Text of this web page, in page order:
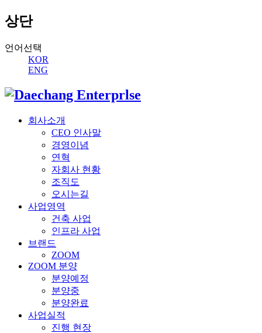
상단
언어선택
KOR
ENG
회사소개
CEO 인사말
경영이념
연혁
자회사 현황
조직도
오시는길
사업영역
건축 사업
인프라 사업
브랜드
ZOOM
ZOOM 분양
분양예정
분양중
분양완료
사업실적
진행 현장